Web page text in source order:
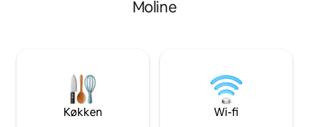
Jeg er 66 år med nye knæ, så processen
afslappende og smagfuldt indrettet
med alle de faciliteter, der er
nødvendige for et behageligt ophold
☀ Historisk
engang var
When Ice Cream
☀ året rundt
Moline
Køkken Wi-fi